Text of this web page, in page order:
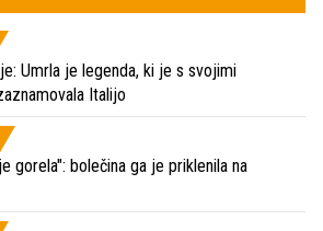
Umrla je legenda, ki je s svojimi
Italijo
gorela": bolečina ga je priklenila na